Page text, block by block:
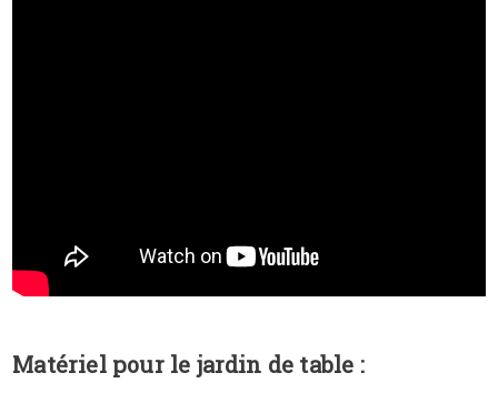
Matériel pour le jardin de table :